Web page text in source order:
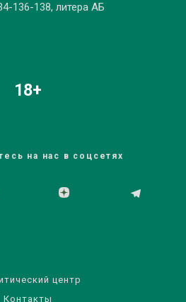
136-138, литера АБ
18+
на нас в соцсетях
центр
Контакты